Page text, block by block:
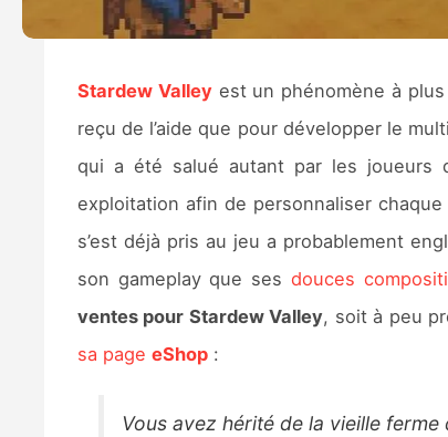
Stardew Valleyest un phénomène à plus
reçu de l’aide que pour développer le
qui a été salué autant par les joueurs
exploitation afin de personnaliser
s’est déjà pris au jeu a probablement
son gameplay que sesdouces
ventes pour Stardew Valley, soit à peu
sa page eShop:
Vous avez hérité de la vieille